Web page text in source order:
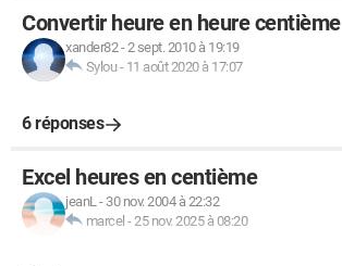
Convertir heure en heure centième
xander82-2 sept. 2010 à 19:19
Sylou- 11 août 2020 à 17:07
6 réponses
Excel heures en centième
jeanL- 30 nov. 2004 à 22:32
marcel -25 nov. 2025 à 08:20